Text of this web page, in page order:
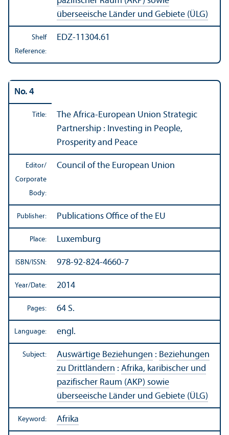
überseeische Länder und Gebiete (ÜLG)
Shelf
Reference:
EDZ-11304.61
No. 4
Title:
The Africa-European Union Strategic
Partnership : Investing in People,
Prosperity and Peace
Editor/
Corporate
Body:
Council of the European Union
Publisher: Publications Office of the EU
Place: Luxemburg
ISBN/ISSN: 978-92-824-4660-7
Year/Date: 2014
Pages: 64 S.
Language: engl.
Subject: Auswärtige Beziehungen : Beziehungen
zu Drittländern : Afrika, karibischer und
pazifischer Raum (AKP) sowie
überseeische Länder und Gebiete (ÜLG)
Keyword: Afrika